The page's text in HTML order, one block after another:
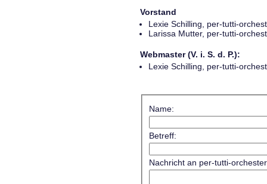
Vorstand
Lexie Schilling, per-tutti-
Larissa Mutter, per-tutti-
Webmaster (V. i. S. d. P.):
Lexie Schilling, per-tutti-
Name:
Betreff:
Nachricht an per-tutti-